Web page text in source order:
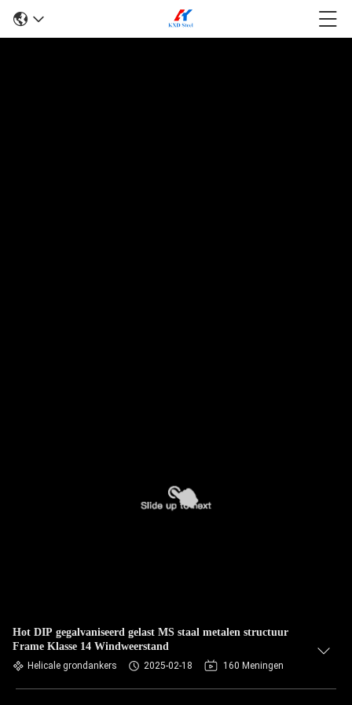
Hot DIP gegalvaniseerd gelast MS staal metalen structuur
Frame Klasse 14 Windweerstand
Helicale grondankers 2025-02-18 160 Meningen